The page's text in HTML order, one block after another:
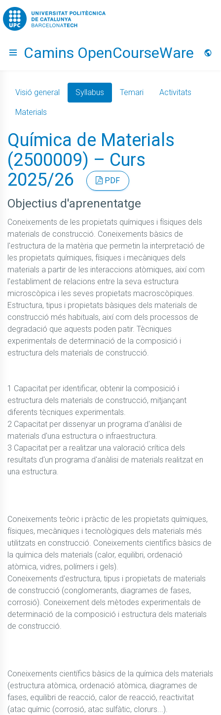
Go to upc.edu
Hide menu
Camins OpenCourseWare
Visió general Syllabus Temari Activitats
Materials
Química de Materials
(2500009) – Curs
2025/26
PDF
Objectius d'aprenentatge
Coneixements de les propietats químiques i físiques dels
materials de construcció. Coneixements bàsics de
l'estructura de la matèria que permetin la interpretació de
les propietats químiques, físiques i mecàniques dels
materials a partir de les interaccions atòmiques, així com
l'establiment de relacions entre la seva estructura
microscòpica i les seves propietats macroscòpiques.
Estructura, tipus i propietats bàsiques dels materials de
construcció més habituals, així com dels processos de
degradació que aquests poden patir. Tècniques
experimentals de determinació de la composició i
estructura dels materials de construcció.
1 Capacitat per identificar, obtenir la composició i
estructura dels materials de construcció, mitjançant
diferents tècniques experimentals.
2 Capacitat per dissenyar un programa d'anàlisi de
materials d'una estructura o infraestructura.
3 Capacitat per a realitzar una valoració crítica dels
resultats d'un programa d'anàlisi de materials realitzat en
una estructura.
Coneixements teòric i pràctic de les propietats químiques,
físiques, mecàniques i tecnològiques dels materials més
utilitzats en construcció. Coneixements científics bàsics de
la química dels materials (calor, equilibri, ordenació
atòmica, vidres, polímers i gels).
Coneixements d'estructura, tipus i propietats de materials
de construcció (conglomerants, diagrames de fases,
corrosió). Coneixement dels mètodes experimentals de
determinació de la composició i estructura dels materials
de construcció.
Coneixements científics bàsics de la química dels materials
(estructura atòmica, ordenació atòmica, diagrames de
fases, equilibri de reacció, calor de reacció, reactivitat
(atac químic (corrosió, atac sulfàtic, clorurs...).